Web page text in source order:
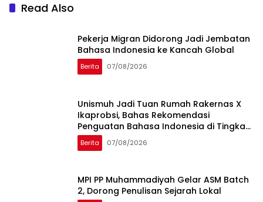
Read Also
Pekerja Migran Didorong Jadi Jembatan
Bahasa Indonesia ke Kancah Global
Berita 07/08/2026
Unismuh Jadi Tuan Rumah Rakernas X
Ikaprobsi, Bahas Rekomendasi
Penguatan Bahasa Indonesia di Tingkat
Global
Berita 07/08/2026
MPI PP Muhammadiyah Gelar ASM Batch
2, Dorong Penulisan Sejarah Lokal